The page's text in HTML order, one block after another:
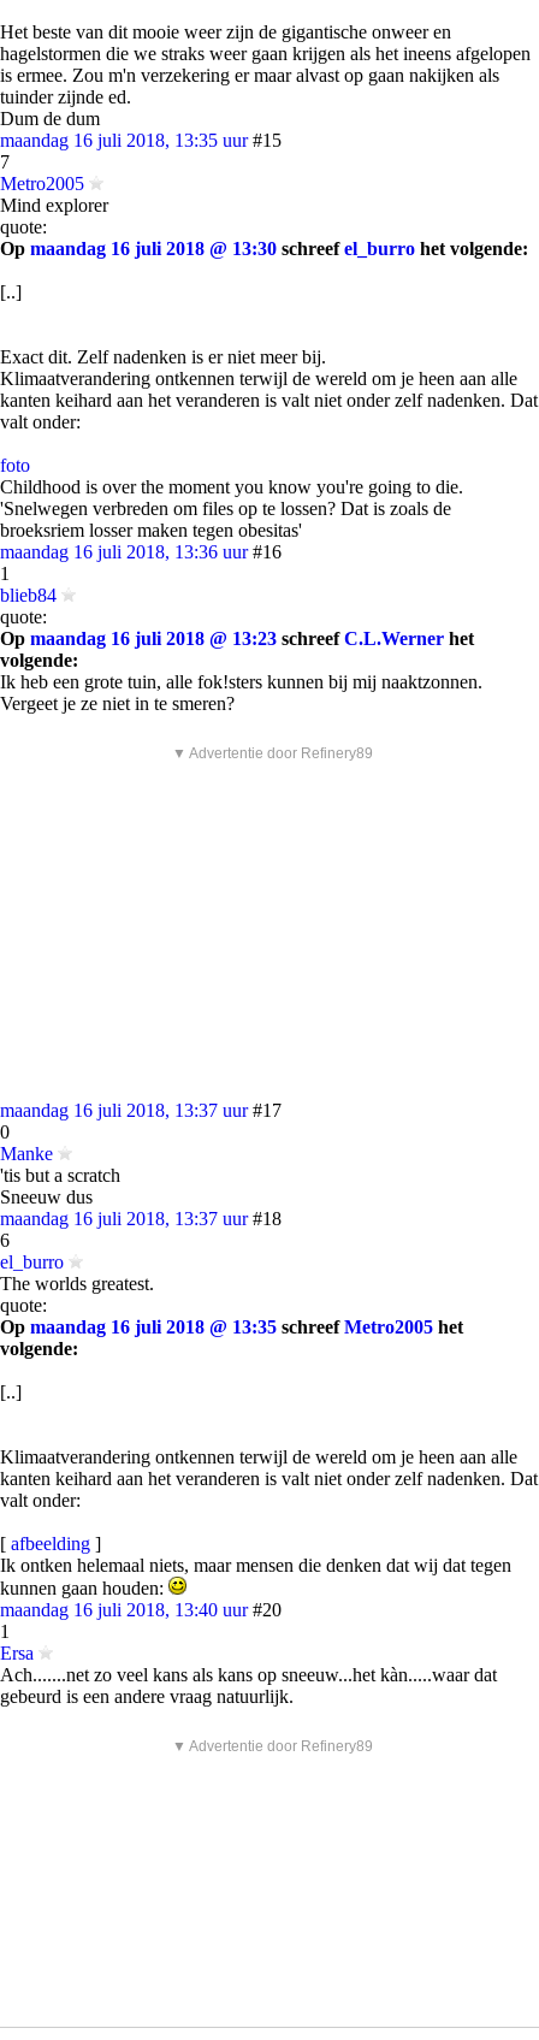
Het beste van dit mooie weer zijn de gigantische onweer en
hagelstormen die we straks weer gaan krijgen als het ineens afgelopen
is ermee. Zou m'n verzekering er maar alvast op gaan nakijken als
tuinder zijnde ed.
Dum de dum
maandag 16 juli 2018, 13:35 uur #15
7
Metro2005
Mind explorer
quote:
Op maandag 16 juli 2018 @ 13:30 schreefel_burro het volgende:
[..]
Exact dit. Zelf nadenken is er niet meer bij.
Klimaatverandering ontkennen terwijl de wereld om je heen aan alle
kanten keihard aan het veranderen is valt niet onder zelf nadenken. Dat
valt onder:
foto
Childhood is over the moment you know you're going to die.
'Snelwegen verbreden om files op te lossen? Dat is zoals de
broeksriem losser maken tegen obesitas'
maandag 16 juli 2018, 13:36 uur #16
1
blieb84
quote:
Op maandag 16 juli 2018 @ 13:23 schreefC.L.Werner het
volgende:
Ik heb een grote tuin, alle fok!sters kunnen bij mij naaktzonnen.
Vergeet je ze niet in te smeren?
▼ Advertentie door Refinery89
maandag 16 juli 2018, 13:37 uur #17
0
Manke
'tis but a scratch
Sneeuw dus
maandag 16 juli 2018, 13:37 uur #18
6
el_burro
The worlds greatest.
quote:
Op maandag 16 juli 2018 @ 13:35 schreefMetro2005 het
volgende:
[..]
Klimaatverandering ontkennen terwijl de wereld om je heen aan alle
kanten keihard aan het veranderen is valt niet onder zelf nadenken. Dat
valt onder:
[ afbeelding ]
Ik ontken helemaal niets, maar mensen die denken dat wij dat tegen
kunnen gaan houden:
maandag 16 juli 2018, 13:40 uur #20
1
Ersa
Ach.......net zo veel kans als kans op sneeuw...het kàn.....waar dat
gebeurd is een andere vraag natuurlijk.
▼ Advertentie door Refinery89